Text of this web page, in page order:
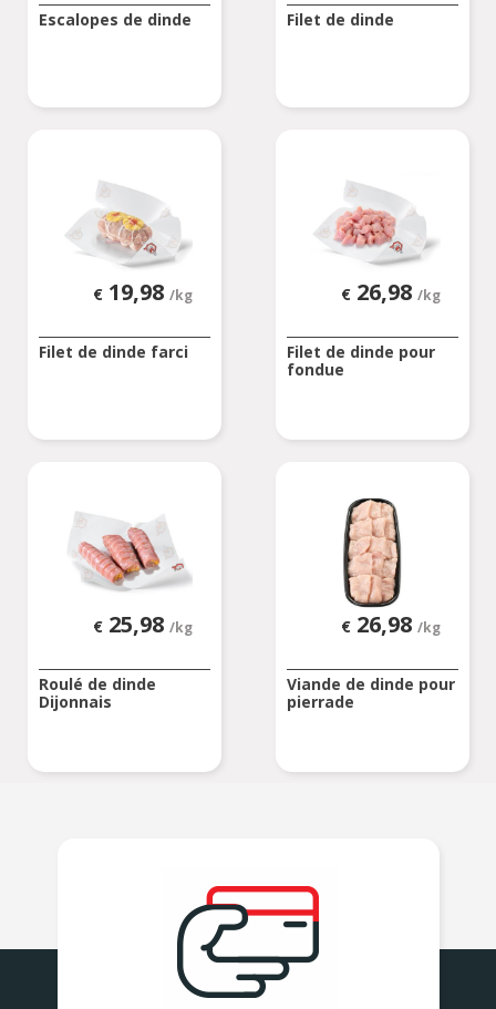
Escalopes de dinde Filet de dinde
€ 19,98 /kg
Filet de dinde farci
€ 26,98 /kg
Filet de dinde pour
fondue
€ 25,98 /kg
Roulé de dinde
Dijonnais
€ 26,98 /kg
Viande de dinde pour
pierrade